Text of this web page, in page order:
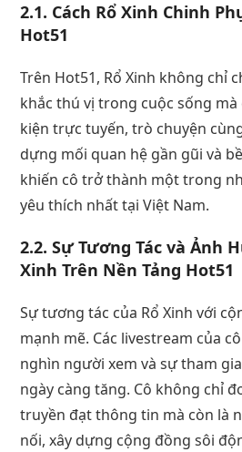
2.1. Cách Rổ Xinh Chinh
Hot51
Trên Hot51, Rổ Xinh không chỉ
khắc thú vị trong cuộc sống
kiện trực tuyến, trò chuyện
dựng mối quan hệ gần gũi và
khiến cô trở thành một trong
yêu thích nhất tại Việt Nam.
2.2. Sự Tương Tác và Ảnh
Xinh Trên Nền Tảng Hot51
Sự tương tác của Rổ Xinh với
mạnh mẽ. Các livestream của
nghìn người xem và sự tham
ngày càng tăng. Cô không chỉ
truyền đạt thông tin mà còn là
nối, xây dựng cộng đồng sôi